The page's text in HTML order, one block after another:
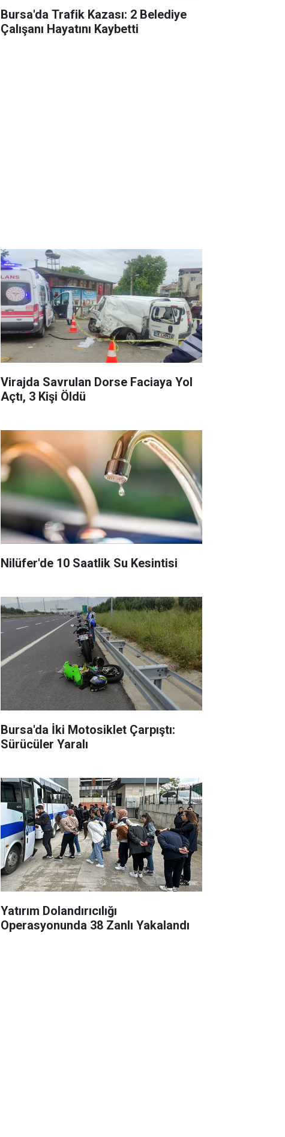
Bursa'da Trafik Kazası: 2 Belediye
Çalışanı Hayatını Kaybetti
Virajda Savrulan Dorse Faciaya Yol
Açtı, 3 Kişi Öldü
Nilüfer'de 10 Saatlik Su Kesintisi
Bursa'da İki Motosiklet Çarpıştı:
Sürücüler Yaralı
Yatırım Dolandırıcılığı
Operasyonunda 38 Zanlı Yakalandı